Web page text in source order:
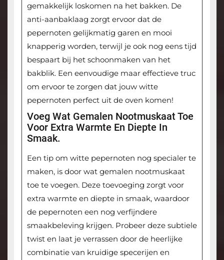
gemakkelijk loskomen na het bakken. De
anti-aanbaklaag zorgt ervoor dat de
pepernoten gelijkmatig garen en mooi
knapperig worden, terwijl je ook nog eens tijd
bespaart bij het schoonmaken van het
bakblik. Een eenvoudige maar effectieve truc
om ervoor te zorgen dat jouw witte
pepernoten perfect uit de oven komen!
Voeg Wat Gemalen Nootmuskaat Toe
Voor Extra Warmte En Diepte In
Smaak.
Een tip om witte pepernoten nog specialer te
maken, is door wat gemalen nootmuskaat
toe te voegen. Deze toevoeging zorgt voor
extra warmte en diepte in smaak, waardoor
de pepernoten een nog verfijndere
smaakbeleving krijgen. Probeer deze subtiele
twist en laat je verrassen door de heerlijke
combinatie van kruidige specerijen en